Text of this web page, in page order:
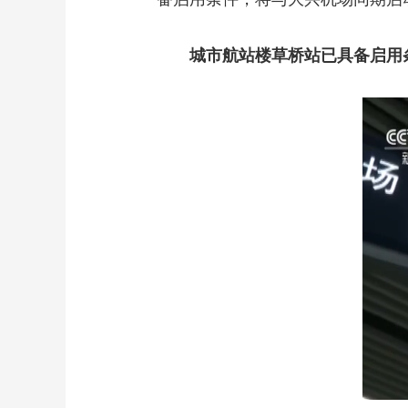
城市航站楼草桥站已具备启用